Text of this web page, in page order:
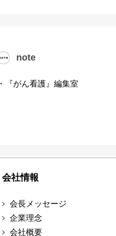
note
・『がん看護』編集室
会社情報
会長メッセージ
企業理念
会社概要